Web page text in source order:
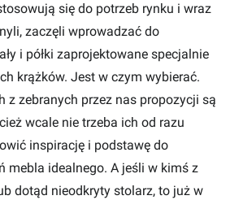
się do potrzeb rynku i wraz
zaczęli wprowadzać do
i półki zaprojektowane specjalnie
krążków. Jest w czym wybierać.
z zebranych przez nas propozycji są
wcale nie trzeba ich od razu
inspirację i podstawę do
mebla idealnego. A jeśli w kimś z
dotąd nieodkryty stolarz, to już w